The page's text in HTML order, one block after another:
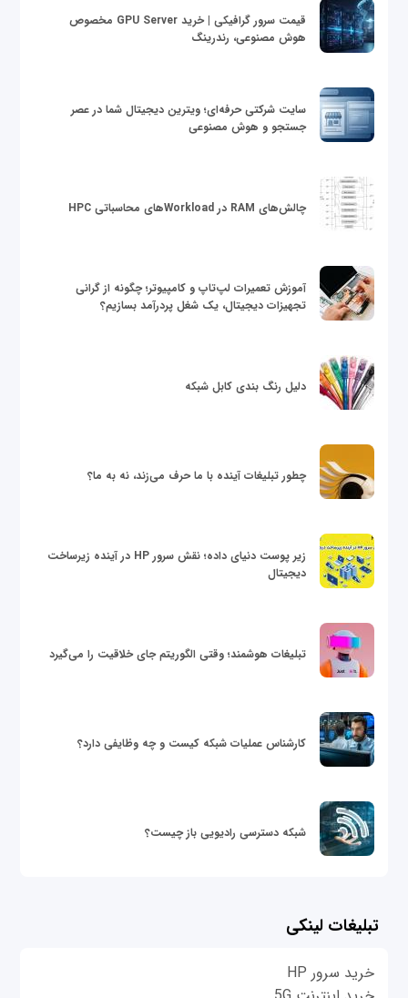
قیمت سرور گرافیکی | خرید GPU Server مخصوص
هوش مصنوعی، رندرینگ
سایت شرکتی حرفه‌ای؛ ویترین دیجیتال شما در عصر
جستجو و هوش مصنوعی
چالش‌های RAM در Workloadهای محاسباتی HPC
آموزش تعمیرات لپ‌تاپ و کامپیوتر؛ چگونه از گرانی
تجهیزات دیجیتال، یک شغل پردرآمد بسازیم؟
دلیل رنگ بندی کابل شبکه
چطور تبلیغات آینده با ما حرف می‌زند، نه به ما؟
زیر پوست دنیای داده؛ نقش سرور HP در آینده زیرساخت
دیجیتال
تبلیغات هوشمند؛ وقتی الگوریتم جای خلاقیت را می‌گیرد
کارشناس عملیات شبکه کیست و چه وظایفی دارد؟
شبکه دسترسی رادیویی باز چیست؟
تبلیغات لینکی
خرید سرور HP